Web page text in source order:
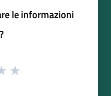
le informazioni